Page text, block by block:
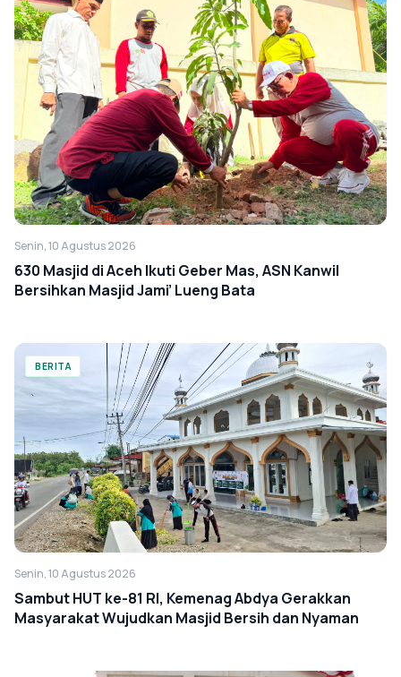
Senin, 10 Agustus 2026
630 Masjid di Aceh Ikuti Geber Mas, ASN Kanwil
Bersihkan Masjid Jami’ Lueng Bata
BERITA
Senin, 10 Agustus 2026
Sambut HUT ke-81 RI, Kemenag Abdya Gerakkan
Masyarakat Wujudkan Masjid Bersih dan Nyaman